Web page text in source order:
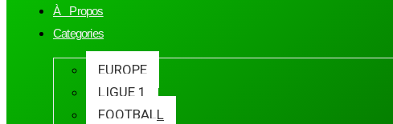
À Propos
Categories
EUROPE
LIGUE 1
FOOTBALL